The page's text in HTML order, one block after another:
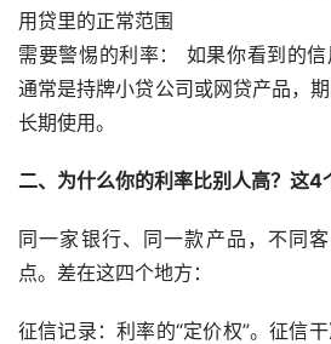
用贷里的正常范围
需要警惕的利率： 如果你看到的
通常是持牌小贷公司或网贷产品，
长期使用。
二、为什么你的利率比别人高？这4
同一家银行、同一款产品，不同
点。差在这四个地方：
征信记录：利率的“定价权”。征信